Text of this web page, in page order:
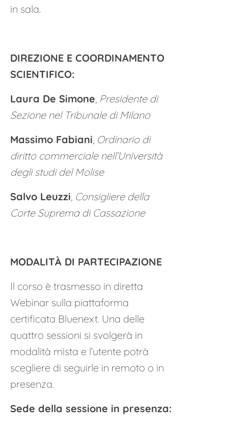
in sala.
DIREZIONE E COORDINAMENTO
SCIENTIFICO:
Laura De Simone, Presidente di
Sezione nel Tribunale di Milano
Massimo Fabiani, Ordinario di
diritto commerciale nell’Università
degli studi del Molise
Salvo Leuzzi, Consigliere della
Corte Suprema di Cassazione
MODALITÀ DI PARTECIPAZIONE
Il corso è trasmesso in diretta
Webinar sulla piattaforma
certificata Bluenext. Una delle
quattro sessioni si svolgerà in
modalità mista e l’utente potrà
scegliere di seguirle in remoto o in
presenza.
Sede della sessione in presenza: